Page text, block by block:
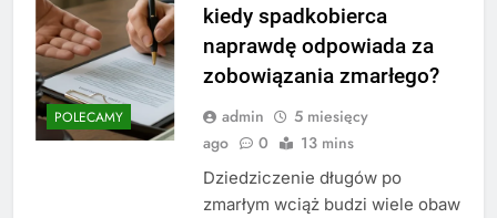
POLECAMY
kiedy spadkobierca
naprawdę odpowiada za
zobowiązania zmarłego?
admin
5 miesięcy
ago
0 13 mins
Dziedziczenie długów po
zmarłym wciąż budzi wiele obaw